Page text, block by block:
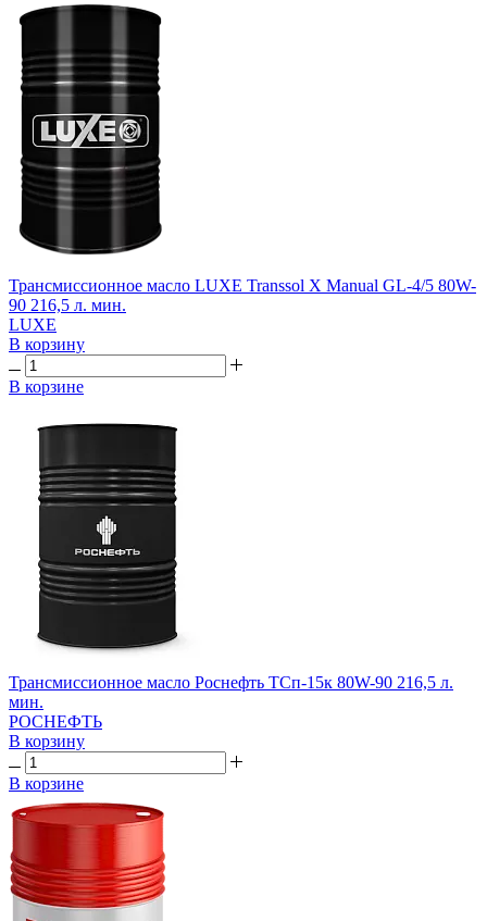
Трансмиссионное масло LUXE Transsol X Manual GL-4/5 80W-
90 216,5 л. мин.
LUXE
В корзину
В корзине
Трансмиссионное масло Роснефть ТСп-15к 80W-90 216,5 л.
мин.
РОСНЕФТЬ
В корзину
В корзине